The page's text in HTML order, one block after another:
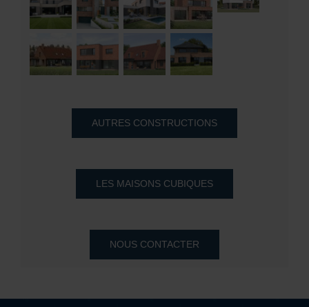
AUTRES CONSTRUCTIONS
LES MAISONS CUBIQUES
NOUS CONTACTER